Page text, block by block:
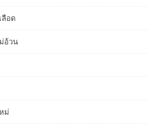
ลือด
อ้วน
ม่